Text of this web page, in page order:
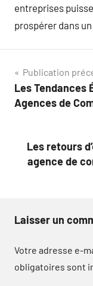
entreprises
prospérer dans
de
Publication
Les Tendances
Agences de
Les retours
agence de
Laisser un
Votre adresse e-
obligatoires sont